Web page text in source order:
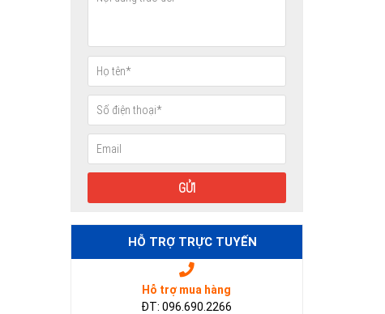
HỖ TRỢ TRỰC TUYẾN
Hỗ trợ mua hàng
ĐT: 096.690.2266